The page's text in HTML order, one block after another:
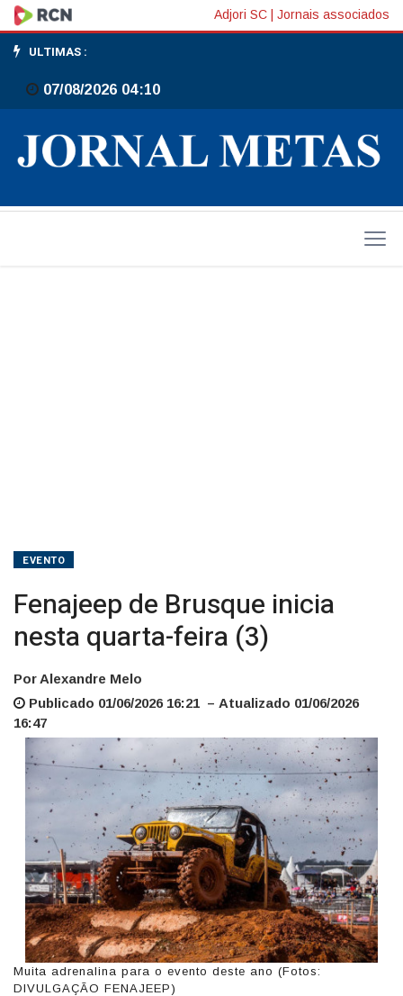
Fenajeep
de
Brusque
inicia
nesta
quarta-
Adjori SC Jornais associados
ULTIMAS :
07/08/2026 04:10
EVENTO
Fenajeep de Brusque inicia
nesta quarta-feira (3)
Por Alexandre Melo
Publicado 01/06/2026 16:21 – Atualizado 01/06/2026
16:47
Muita adrenalina para o evento deste ano (Fotos:
DIVULGAÇÃO FENAJEEP)